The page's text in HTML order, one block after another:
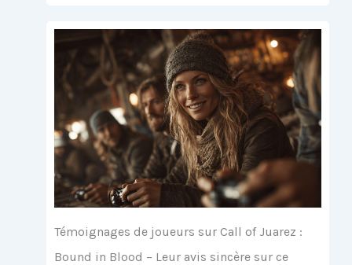
Témoignages de joueurs sur Call of Juarez :
Bound in Blood – Leur avis sincère sur ce